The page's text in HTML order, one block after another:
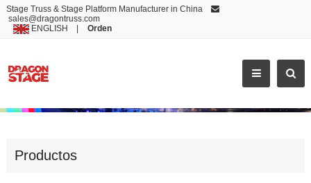
Stage Truss & Stage Platform Manufacturer in China
sales@dragontruss.com
ENGLISH
Orden
Productos